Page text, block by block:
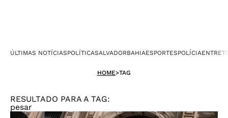
ÚLTIMAS NOTÍCIASPOLÍTICASALVADORBAHIAESPORTESPOLÍCIA
HOME>TAG
RESULTADO PARA A TAG:
pesar